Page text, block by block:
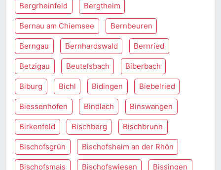
Bergrheinfeld Bergtheim
Bernau am Chiemsee Bernbeuren
Berngau Bernhardswald Bernried
Betzigau Beutelsbach Biberbach
Biburg Bichl Bidingen Biebelried
Biessenhofen Bindlach Binswangen
Birkenfeld Bischberg Bischbrunn
Bischofsgrün Bischofsheim an der Rhön
Bischofsmais Bischofswiesen Bissingen